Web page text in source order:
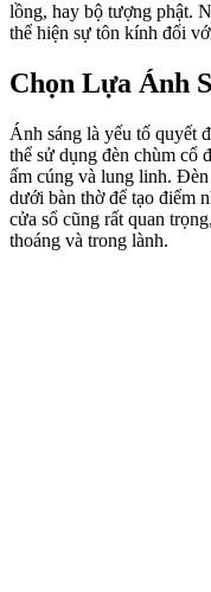
lồng, hay bộ tượng phật.
thể hiện sự tôn kính đối
Chọn Lựa Ánh
Ánh sáng là yếu tố quyết
thể sử dụng đèn chùm cổ
ấm cúng và lung linh.
dưới bàn thờ để tạo điểm
cửa sổ cũng rất quan
thoáng và trong lành.